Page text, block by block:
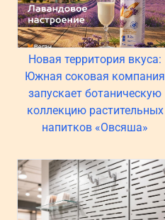
Новая территория вкуса:
Южная соковая компания
запускает ботаническую
коллекцию растительных
напитков «Овсяша»